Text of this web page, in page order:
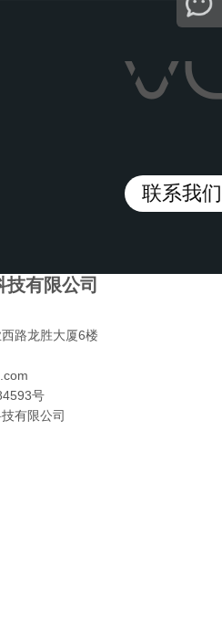
联系我
有限公司
路龙胜大厦6楼
号
有限公司